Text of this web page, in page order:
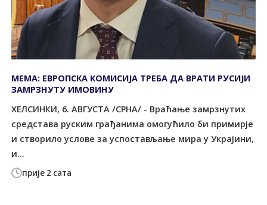
прије 2 сата
МЕМА: ЕВРОПСКА КОМИСИЈА ТРЕБА ДА ВРАТИ РУСИЈИ
ЗАМРЗНУТУ ИМОВИНУ
ХЕЛСИНКИ, 6. АВГУСТА /СРНА/ - Враћање замрзнутих
средстава руским грађанима омогућило би примирје
и створило услове за успостављање мира у Украјини,
и...